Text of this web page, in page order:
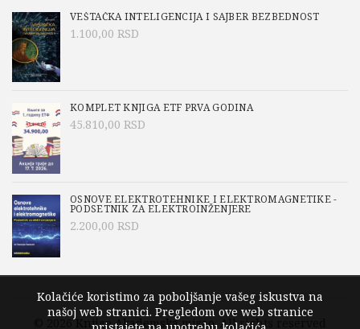
VEŠTAČKA INTELIGENCIJA I SAJBER BEZBEDNOST
1.100,00 RSD
KOMPLET KNJIGA ETF PRVA GODINA
45.810,00 RSD
OSNOVE ELEKTROTEHNIKE I ELEKTROMAGNETIKE -
PODSETNIK ZA ELEKTROINŽENJERE
2.200,00 RSD
© 2026 Knjige Akademska misao. All rights reserved
Kolačiće koristimo za poboljšanje vašeg iskustva na
našoj web stranici. Pregledom ove web stranice